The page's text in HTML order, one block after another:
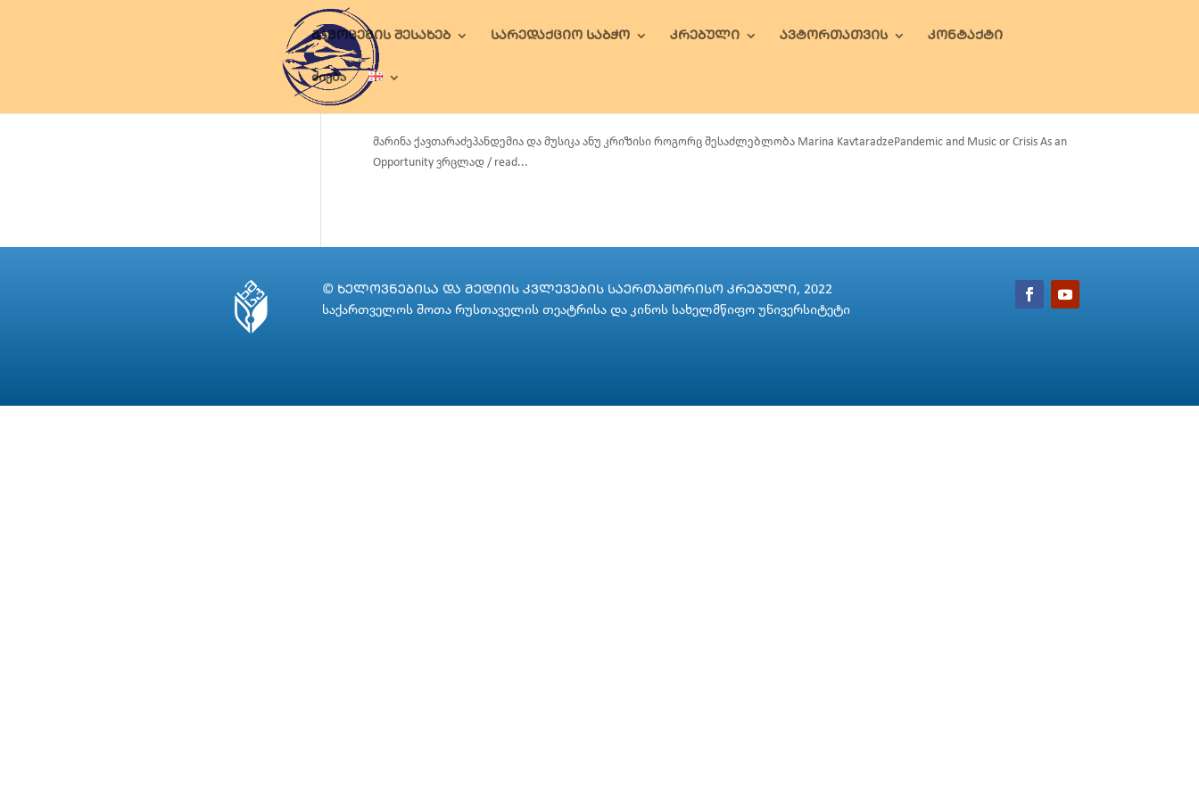
ᲒᲐᲛᲝᲪᲔᲛᲘᲡ ᲨᲔᲡᲐᲮᲔᲑ ᲡᲐᲠᲔᲓᲐᲥᲪᲘᲝ ᲡᲐᲑᲭᲝ ᲙᲠᲔᲑᲣᲚᲘ ᲐᲕᲢᲝᲠᲗᲐᲗᲕᲘᲡ ᲙᲝᲜᲢᲐᲥᲢᲘ
ძიება
მარინა ქავთარაძეპანდემია და მუსიკა ანუ კრიზისი როგორც შესაძლებლობა Marina KavtaradzePandemic and Music or Crisis As an
Opportunity ვრცლად / read...
© ᲮᲔᲚᲝᲕᲜᲔᲑᲘᲡᲐ ᲓᲐ ᲛᲔᲓᲘᲘᲡ ᲙᲕᲚᲔᲕᲔᲑᲘᲡ ᲡᲐᲔᲠᲗᲐᲨᲝᲠᲘᲡᲝ ᲙᲠᲔᲑᲣᲚᲘ, 2022
საქართველოს შოთა რუსთაველის თეატრისა და კინოს სახელმწიფო უნივერსიტეტი